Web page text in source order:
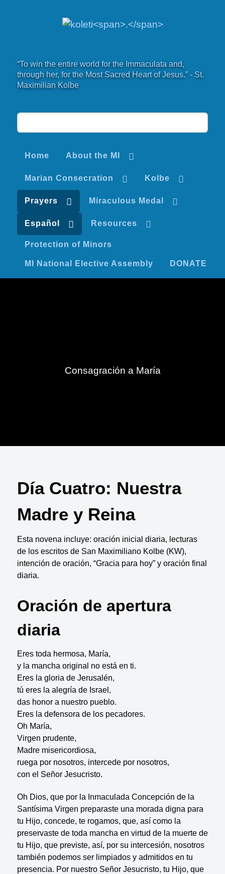
“To win the entire world for the Immaculata and,
through her, for the Most Sacred Heart of Jesus.” - St.
Maximilian Kolbe
Home About the MI
Marian Consecration Kolbe
Prayers Miraculous Medal
Español Resources
Protection of Minors
MI National Elective Assembly DONATE
Consagración a María
Día Cuatro: Nuestra
Madre y Reina
Esta novena incluye: oración inicial diaria, lecturas
de los escritos de San Maximiliano Kolbe (KW),
intención de oración, “Gracia para hoy” y oración final
diaria.
Oración de apertura
diaria
Eres toda hermosa, María,
y la mancha original no está en ti.
Eres la gloria de Jerusalén,
tú eres la alegría de Israel,
das honor a nuestro pueblo.
Eres la defensora de los pecadores.
Oh María,
Virgen prudente,
Madre misericordiosa,
ruega por nosotros, intercede por nosotros,
con el Señor Jesucristo.
Oh Dios, que por la Inmaculada Concepción de la
Santísima Virgen preparaste una morada digna para
tu Hijo, concede, te rogamos, que, así como la
preservaste de toda mancha en virtud de la muerte de
tu Hijo, que previste, así, por su intercesión, nosotros
también podemos ser limpiados y admitidos en tu
presencia. Por nuestro Señor Jesucristo, tu Hijo, que